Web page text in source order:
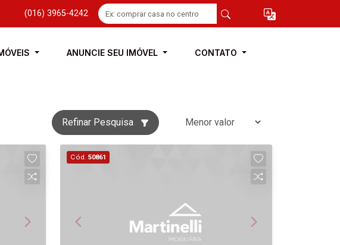
(016) 3965-4242
ANUNCIE SEU IMÓVEL CONTATO
Refinar Pesquisa
Cód. 50861